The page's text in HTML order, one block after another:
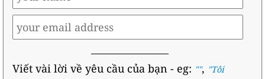
Viết vài lời về yêu cầu của bạn - eg: "", "Tôi